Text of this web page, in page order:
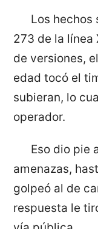
Los hechos
273 de la línea
de versiones,
edad tocó el
subieran, lo
operador.
Eso dio pie
amenazas,
golpeó al de
respuesta le